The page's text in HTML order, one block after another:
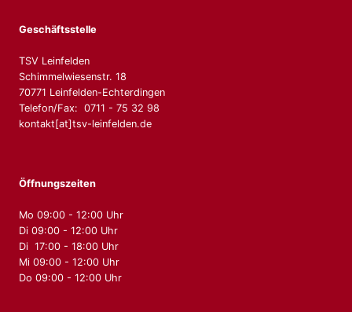
Geschäftsstelle
TSV Leinfelden
Schimmelwiesenstr. 18
70771 Leinfelden-Echterdingen
Telefon/Fax: 0711 - 75 32 98
kontakt[at]tsv-leinfelden.de
Öffnungszeiten
Mo 09:00 - 12:00 Uhr
Di 09:00 - 12:00 Uhr
Di 17:00 - 18:00 Uhr
Mi 09:00 - 12:00 Uhr
Do 09:00 - 12:00 Uhr